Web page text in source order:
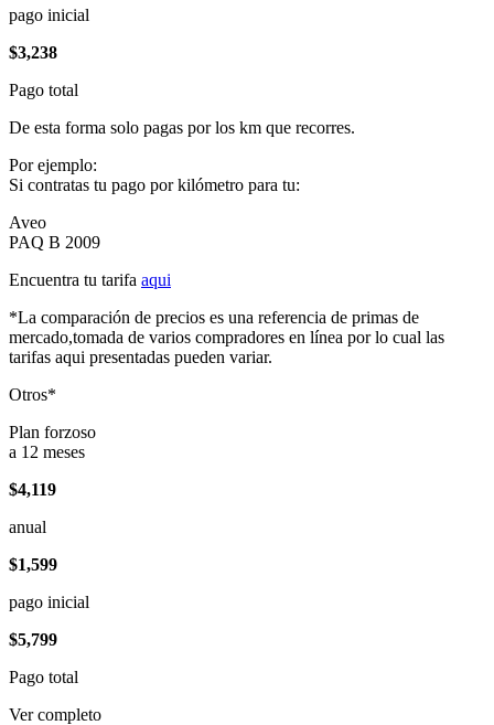
pago inicial
$3,238
Pago total
De esta forma solo pagas por los km que recorres.
Por ejemplo:
Si contratas tu pago por kilómetro para tu:
Aveo
PAQ B 2009
Encuentra tu tarifa aqui
*La comparación de precios es una referencia de primas de
mercado,tomada de varios compradores en línea por lo cual las
tarifas aqui presentadas pueden variar.
Otros*
Plan forzoso
a 12 meses
$4,119
anual
$1,599
pago inicial
$5,799
Pago total
Ver completo